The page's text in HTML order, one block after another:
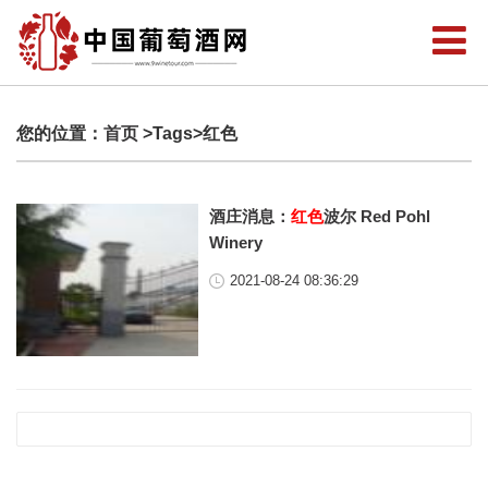
您的位置： 首页 >Tags>红色
酒庄消息：红色波尔 Red Pohl
Winery
2021-08-24 08:36:29